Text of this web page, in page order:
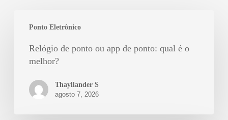
Ponto Eletrônico
Relógio de ponto ou app de ponto: qual é o
melhor?
Thayllander S
agosto 7, 2026